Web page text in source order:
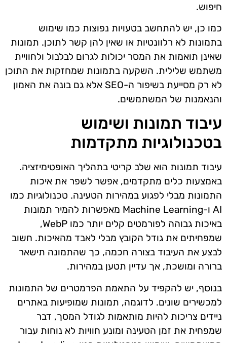
חיפוש.
כמו כן, יש להתחשב בטעויות נפוצות כמו שימוש
בתמונות לא רלוונטיות או שאין להן קשר לתוכן. תמונות
שאינן תואמות את המסר יכולות לגרום לבלבול ולחוויית
משתמש שלילית. השקעה בתמונות שמחזקות את התוכן
לא רק מסייעת בשיפור ה-SEO אלא גם בונה את האמון
והנאמנות של המשתמשים.
עיבוד תמונות ושימוש
בטכנולוגיות מתקדמות
עיבוד תמונות הוא שלב קריטי בתהליך האופטימיזציה.
באמצעות כלים מתקדמים, אפשר לשפר את איכות
התמונות מבלי לפגוע במהירות הטעינה. טכנולוגיות כמו
AI ו-Machine Learning מאפשרות להמיר תמונות
באיכות גבוהה לפורמטים קלים יותר כמו WebP,
שמפחיתים את גודל הקובץ מבלי לאבד מהאיכות. חשוב
לבצע את העיבוד בצורה חכמה, כך שהתמונה תישאר
ברורה ומושכת, אך עדיין תטען במהירות.
בנוסף, יש להקפיד על התאמת הפרמטרים של התמונות
למכשירים שונים. לדוגמה, תמונות שמופיעות באתרים
ניידים צריכות להיות מותאמות לגודל המסך, דבר
שמפחית את זמן הטעינה ומונע חוויות לא נוחות עבור